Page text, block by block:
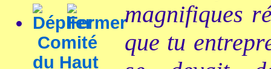
Comité
du Haut
magnifiques
que tu